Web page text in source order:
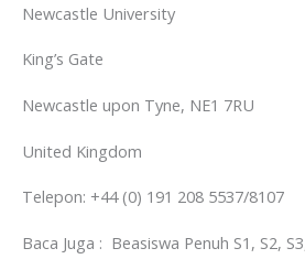
Newcastle University
King’s Gate
Newcastle upon Tyne, NE1 7RU
United Kingdom
Telepon: +44 (0) 191 208 5537/8107
Baca Juga : Beasiswa Penuh S1, S2,